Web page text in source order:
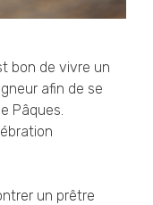
bon de vivre un
afin de se
Pâques.
un prêtre